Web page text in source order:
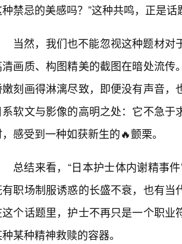
禁忌的美感吗？”这种共鸣，正是
当然，我们也不能忽视这种题材
清画质、构图精美的截图在暗处流
嫩刻画得淋漓尽致，即便没有声音
系软文与影像的高明之处：它不急
感受到一种如获新生的🔥颤栗。
总结来看，“日本护士体内谢精事
有职场制服诱惑的长盛不衰，也有
个话题里，护士不再只是一个职
某种精神救赎的容器。